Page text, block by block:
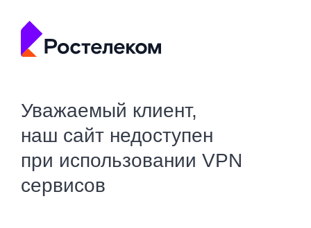
Уважаемый клиент,
наш сайт недоступен
при использовании VPN
сервисов